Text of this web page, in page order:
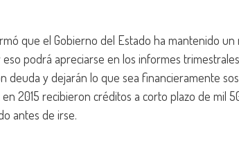
que el Gobierno del Estado ha mantenido
podrá apreciarse en los informes
deuda y dejarán lo que sea financieramente
en 2015 recibieron créditos a corto plazo de mil
antes de irse.